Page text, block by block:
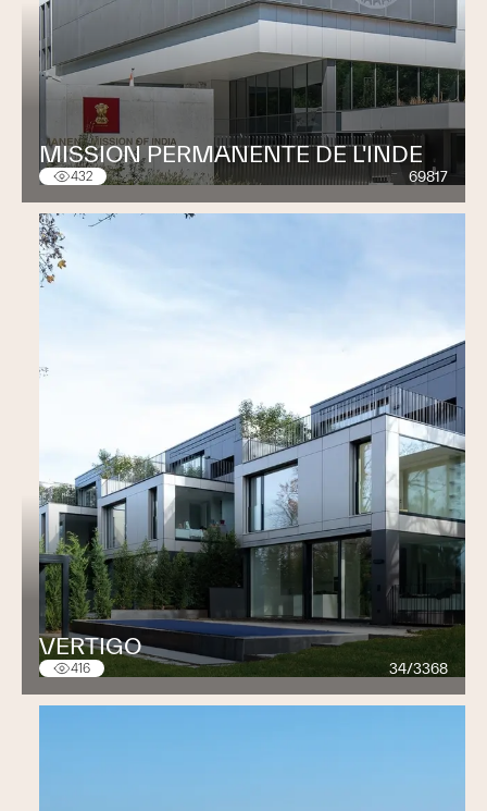
MISSION PERMANENTE DE L'INDE
432 69817
VERTIGO
416 34/3368